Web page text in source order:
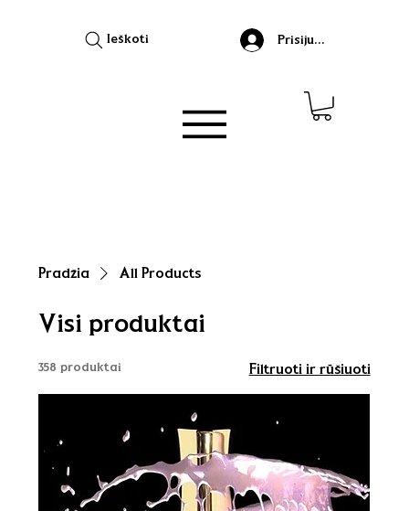
Ieškoti Prisijungti
Pradžia All Products
Visi produktai
358 produktai Filtruoti ir rūšiuoti